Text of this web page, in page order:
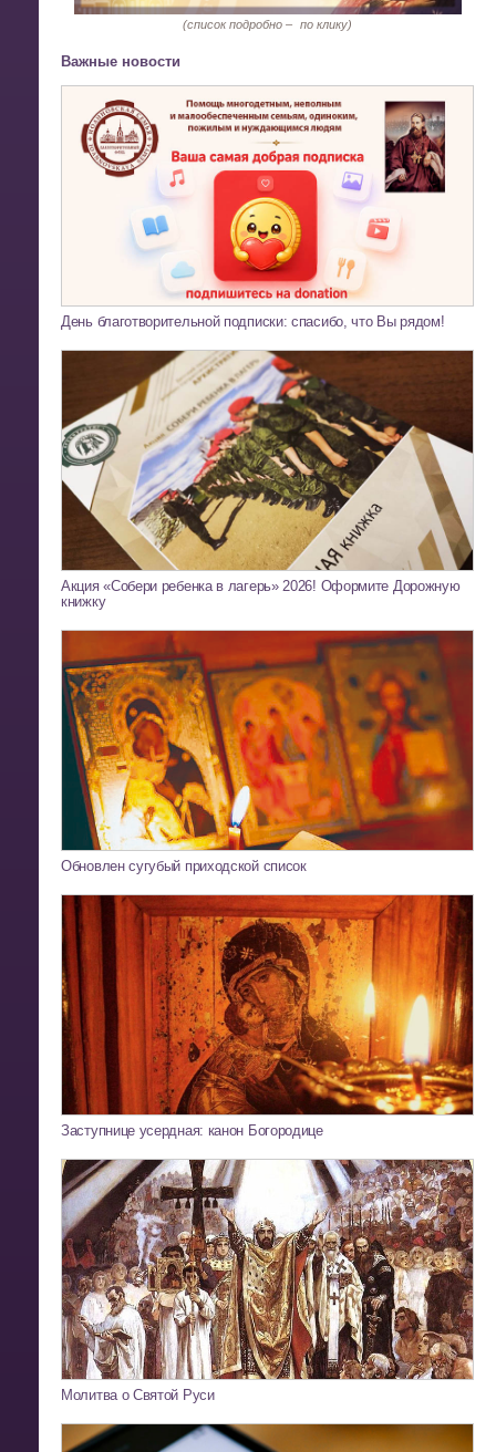
(список подробно – по клику)
Важные новости
День благотворительной подписки: спасибо, что Вы рядом!
Акция «Собери ребенка в лагерь» 2026! Оформите Дорожную
книжку
Обновлен сугубый приходской список
Заступнице усердная: канон Богородице
Молитва о Святой Руси